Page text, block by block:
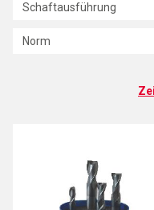
Schaftausführung
Norm